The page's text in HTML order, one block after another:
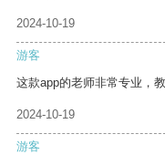
2024-10-19
游客
这款app的老师非常专业，
2024-10-19
游客